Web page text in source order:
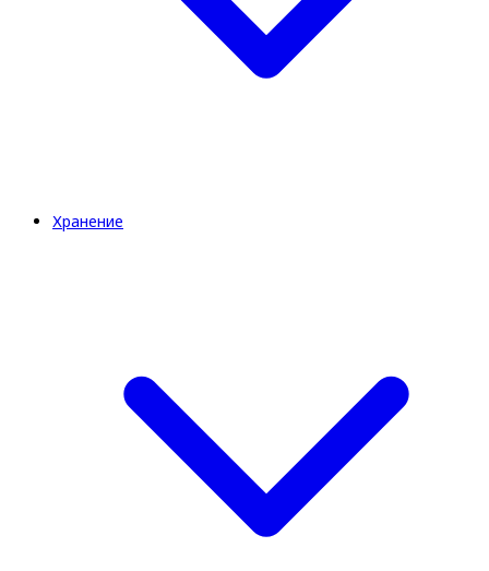
Хранение